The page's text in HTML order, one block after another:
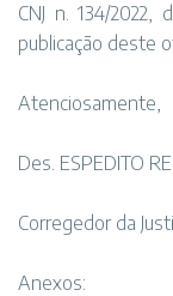
CNJ n. 134/
publicação deste
Atenciosamente,
Des. ESPEDITO
Corregedor da
Anexos: